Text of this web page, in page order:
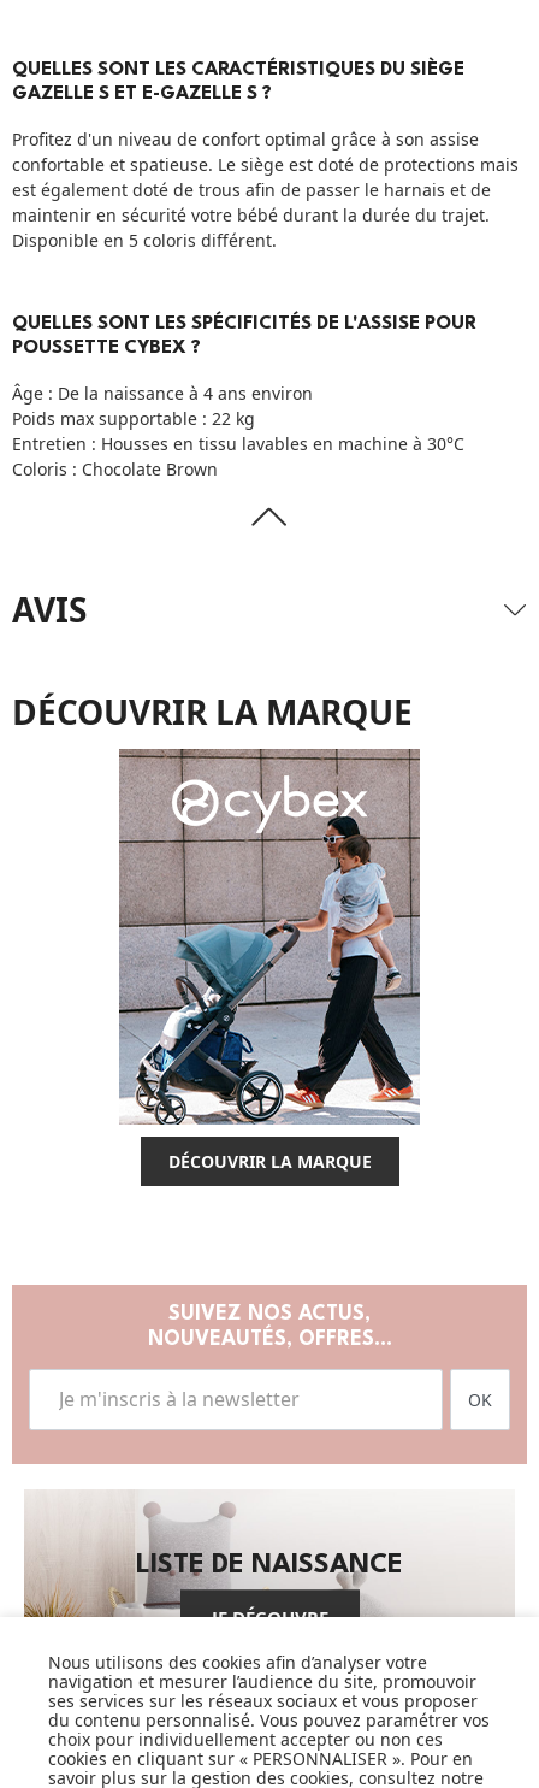
QUELLES SONT LES CARACTÉRISTIQUES DU SIÈGE
GAZELLE S ET E-GAZELLE S ?
Profitez d'un niveau de confort optimal grâce à son assise
confortable et spatieuse. Le siège est doté de protections mais
est également doté de trous afin de passer le harnais et de
maintenir en sécurité votre bébé durant la durée du trajet.
Disponible en 5 coloris différent.
QUELLES SONT LES SPÉCIFICITÉS DE L'ASSISE POUR
POUSSETTE CYBEX ?
Âge : De la naissance à 4 ans environ
Poids max supportable : 22 kg
Entretien : Housses en tissu lavables en machine à 30°C
Coloris : Chocolate Brown
AVIS
DÉCOUVRIR LA MARQUE
DÉCOUVRIR LA MARQUE
SUIVEZ NOS ACTUS,
NOUVEAUTÉS, OFFRES...
OK
LISTE DE NAISSANCE
JE DÉCOUVRE
Nous utilisons des cookies afin d’analyser votre
navigation et mesurer l’audience du site, promouvoir
ses services sur les réseaux sociaux et vous proposer
du contenu personnalisé. Vous pouvez paramétrer vos
choix pour individuellement accepter ou non ces
cookies en cliquant sur « PERSONNALISER ». Pour en
savoir plus sur la gestion des cookies, consultez notre